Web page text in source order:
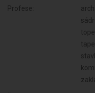
Profese: